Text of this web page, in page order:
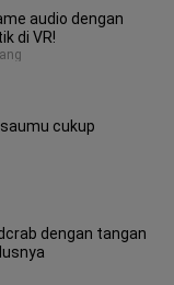
audio dengan
di VR!
cukup
dengan tangan